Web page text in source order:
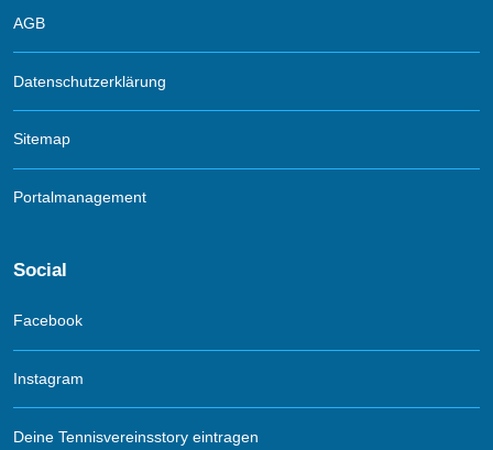
AGB
Datenschutzerklärung
Sitemap
Portalmanagement
Social
Facebook
Instagram
Deine Tennisvereinsstory eintragen